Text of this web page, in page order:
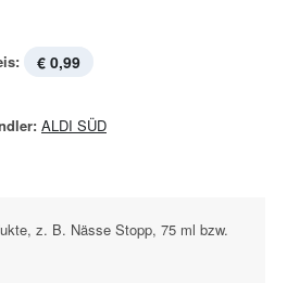
€ 0,99
ALDI SÜD
z. B. Nässe Stopp, 75 ml bzw.